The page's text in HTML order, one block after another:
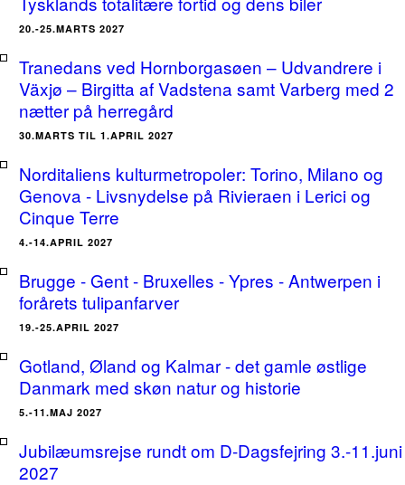
20.-25.MARTS 2027
Tranedans ved Hornborgasøen – Udvandrere i
Växjø – Birgitta af Vadstena samt Varberg med 2
nætter på herregård
30.MARTS TIL 1.APRIL 2027
Norditaliens kulturmetropoler: Torino, Milano og
Genova - Livsnydelse på Rivieraen i Lerici og
Cinque Terre
4.-14.APRIL 2027
Brugge - Gent - Bruxelles - Ypres - Antwerpen i
forårets tulipanfarver
19.-25.APRIL 2027
Gotland, Øland og Kalmar - det gamle østlige
Danmark med skøn natur og historie
5.-11.MAJ 2027
Jubilæumsrejse rundt om D-Dagsfejring 3.-11.juni
2027